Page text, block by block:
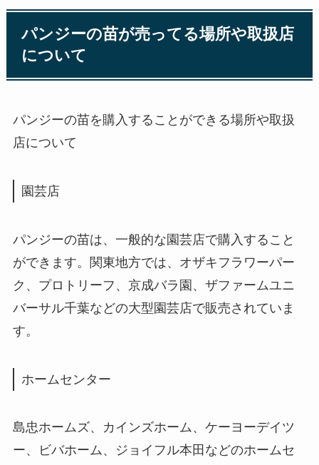
パンジーの苗が売ってる場所や取扱店
について
パンジーの苗を購入することができる場所や取扱
店について
園芸店
パンジーの苗は、一般的な園芸店で購入すること
ができます。関東地方では、オザキフラワーパー
ク、プロトリーフ、京成バラ園、ザファームユニ
バーサル千葉などの大型園芸店で販売されていま
す。
ホームセンター
島忠ホームズ、カインズホーム、ケーヨーデイツ
ー、ビバホーム、ジョイフル本田などのホームセ